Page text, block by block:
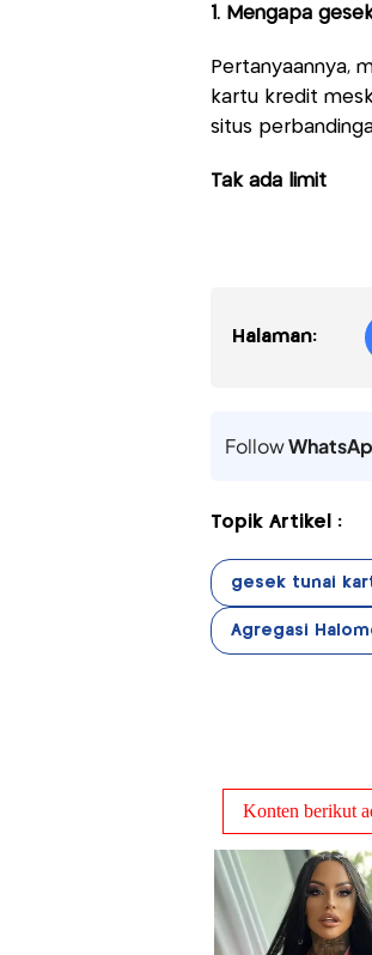
1. Mengapa
Pertanyaannya,
kartu kredit
situs
Tak ada limit
Halaman:
Follow
Topik Artikel :
gesek tunai
Agregasi